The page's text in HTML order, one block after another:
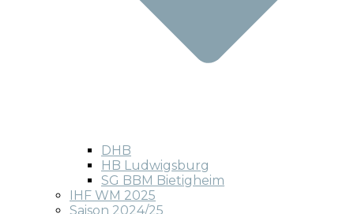
DHB
HB Ludwigsburg
SG BBM Bietigheim
IHF WM 2025
Saison 2024/25